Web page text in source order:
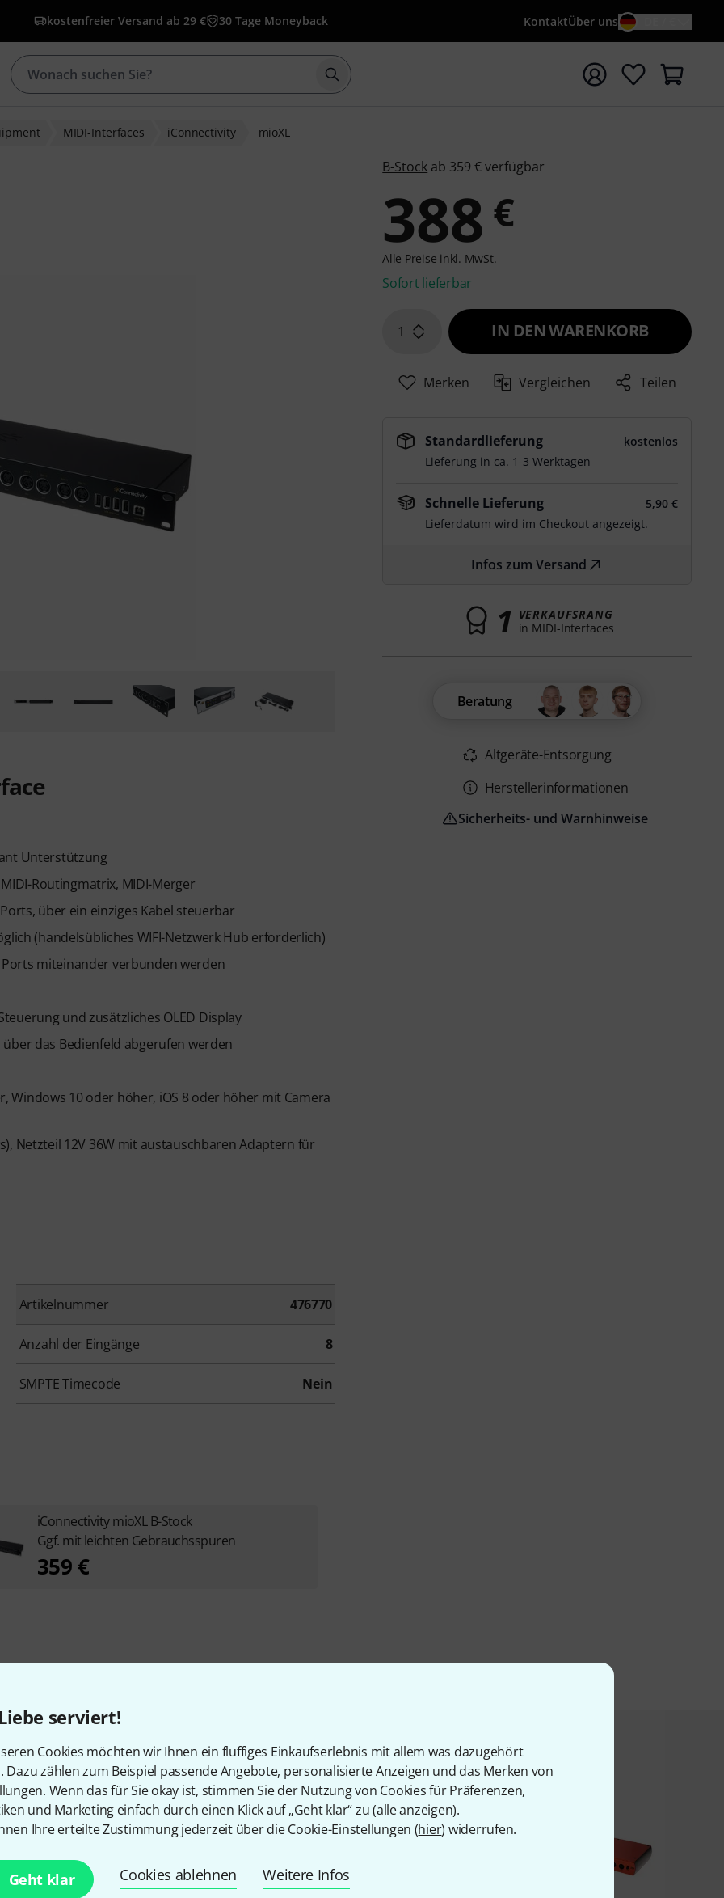
serviert!
Cookies möchten wir Ihnen ein fluffiges Einkaufserlebnis mit allem was dazugehört
Dazu zählen zum Beispiel passende Angebote, personalisierte Anzeigen und das Merken von
Wenn das für Sie okay ist, stimmen Sie der Nutzung von Cookies für Präferenzen,
und Marketing einfach durch einen Klick auf „Geht klar“ zu (alle anzeigen).
Ihre erteilte Zustimmung jederzeit über die Cookie-Einstellungen (hier) widerrufen.
Geht klar Cookies ablehnen Weitere Infos
kostenfreier Versand ab 29 € 30 Tage Moneyback KontaktÜber uns
Suche mit Suchwort {searchTerm} starten
MIDI-Interfaces iConnectivity mioXL
Unterstützung
Routingmatrix, MIDI-Merger
über ein einziges Kabel steuerbar
(handelsübliches WIFI-Netzwerk Hub erforderlich)
miteinander verbunden werden
und zusätzliches OLED Display
das Bedienfeld abgerufen werden
Windows 10 oder höher, iOS 8 oder höher mit Camera
Netzteil 12V 36W mit austauschbaren Adaptern für
Artikelnummer 476770
Anzahl der Eingänge 8
SMPTE Timecode Nein
B-Stock ab 359 € verfügbar
388 €
Alle Preise inkl. MwSt.
Sofort lieferbar
1 IN DEN WARENKORB
Merken Vergleichen Teilen
Standardlieferung
kostenlos
Lieferung in ca. 1-3 Werktagen
Schnelle Lieferung
5,90 €
Lieferdatum wird im Checkout angezeigt.
Infos zum Versand
1 VERKAUFSRANG
in MIDI-Interfaces
Beratung
Altgeräte-Entsorgung
Herstellerinformationen
Sicherheits- und Warnhinweise
iConnectivity mioXL B-Stock
Ggf. mit leichten Gebrauchsspuren
359 €
die sich dieses Produkt angesehen haben